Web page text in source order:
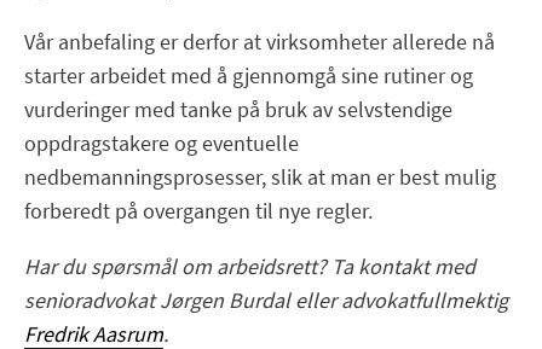
Vår anbefaling er derfor at virksomheter allerede nå
starter arbeidet med å gjennomgå sine rutiner og
vurderinger med tanke på bruk av selvstendige
oppdragstakere og eventuelle
nedbemanningsprosesser, slik at man er best mulig
forberedt på overgangen til nye regler.
Har du spørsmål om arbeidsrett? Ta kontakt med
senioradvokat Jørgen Burdal eller advokatfullmektig
Fredrik Aasrum.